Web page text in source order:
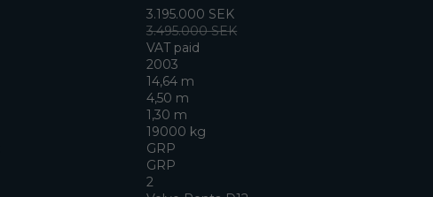
3.195.000 SEK
3.495.000 SEK
VAT paid
2003
14,64 m
4,50 m
1,30 m
19000 kg
GRP
GRP
2